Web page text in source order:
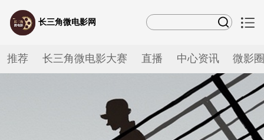
长三角微电影网
推荐 长三角微电影大赛 直播 中心资讯 微影